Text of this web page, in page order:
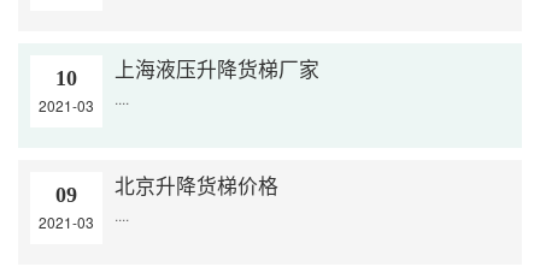
10
2021-03
上海液压升降货梯厂家
....
09
2021-03
北京升降货梯价格
....